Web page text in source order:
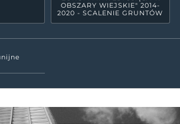
OBSZARY WIEJSKIE" 2014-
2020 - SCALENIE GRUNTÓW